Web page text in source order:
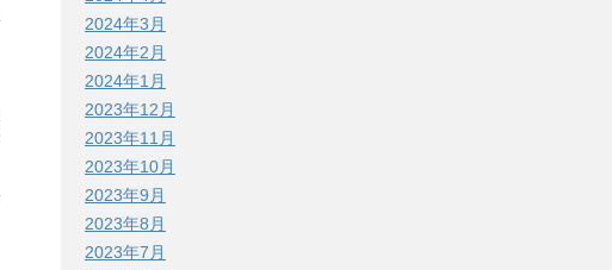
2024年3月
2024年2月
2024年1月
2023年12月
2023年11月
2023年10月
2023年9月
2023年8月
2023年7月